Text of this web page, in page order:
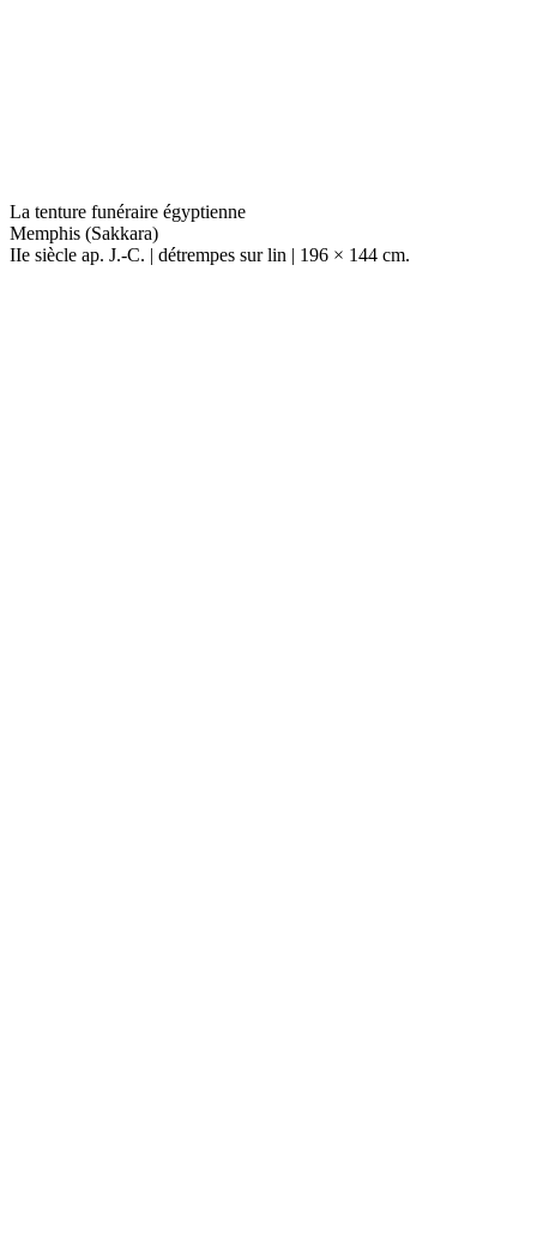
La tenture funéraire égyptienne
Memphis (Sakkara)
IIe siècle ap. J.-C. | détrempes sur lin | 196 × 144 cm.